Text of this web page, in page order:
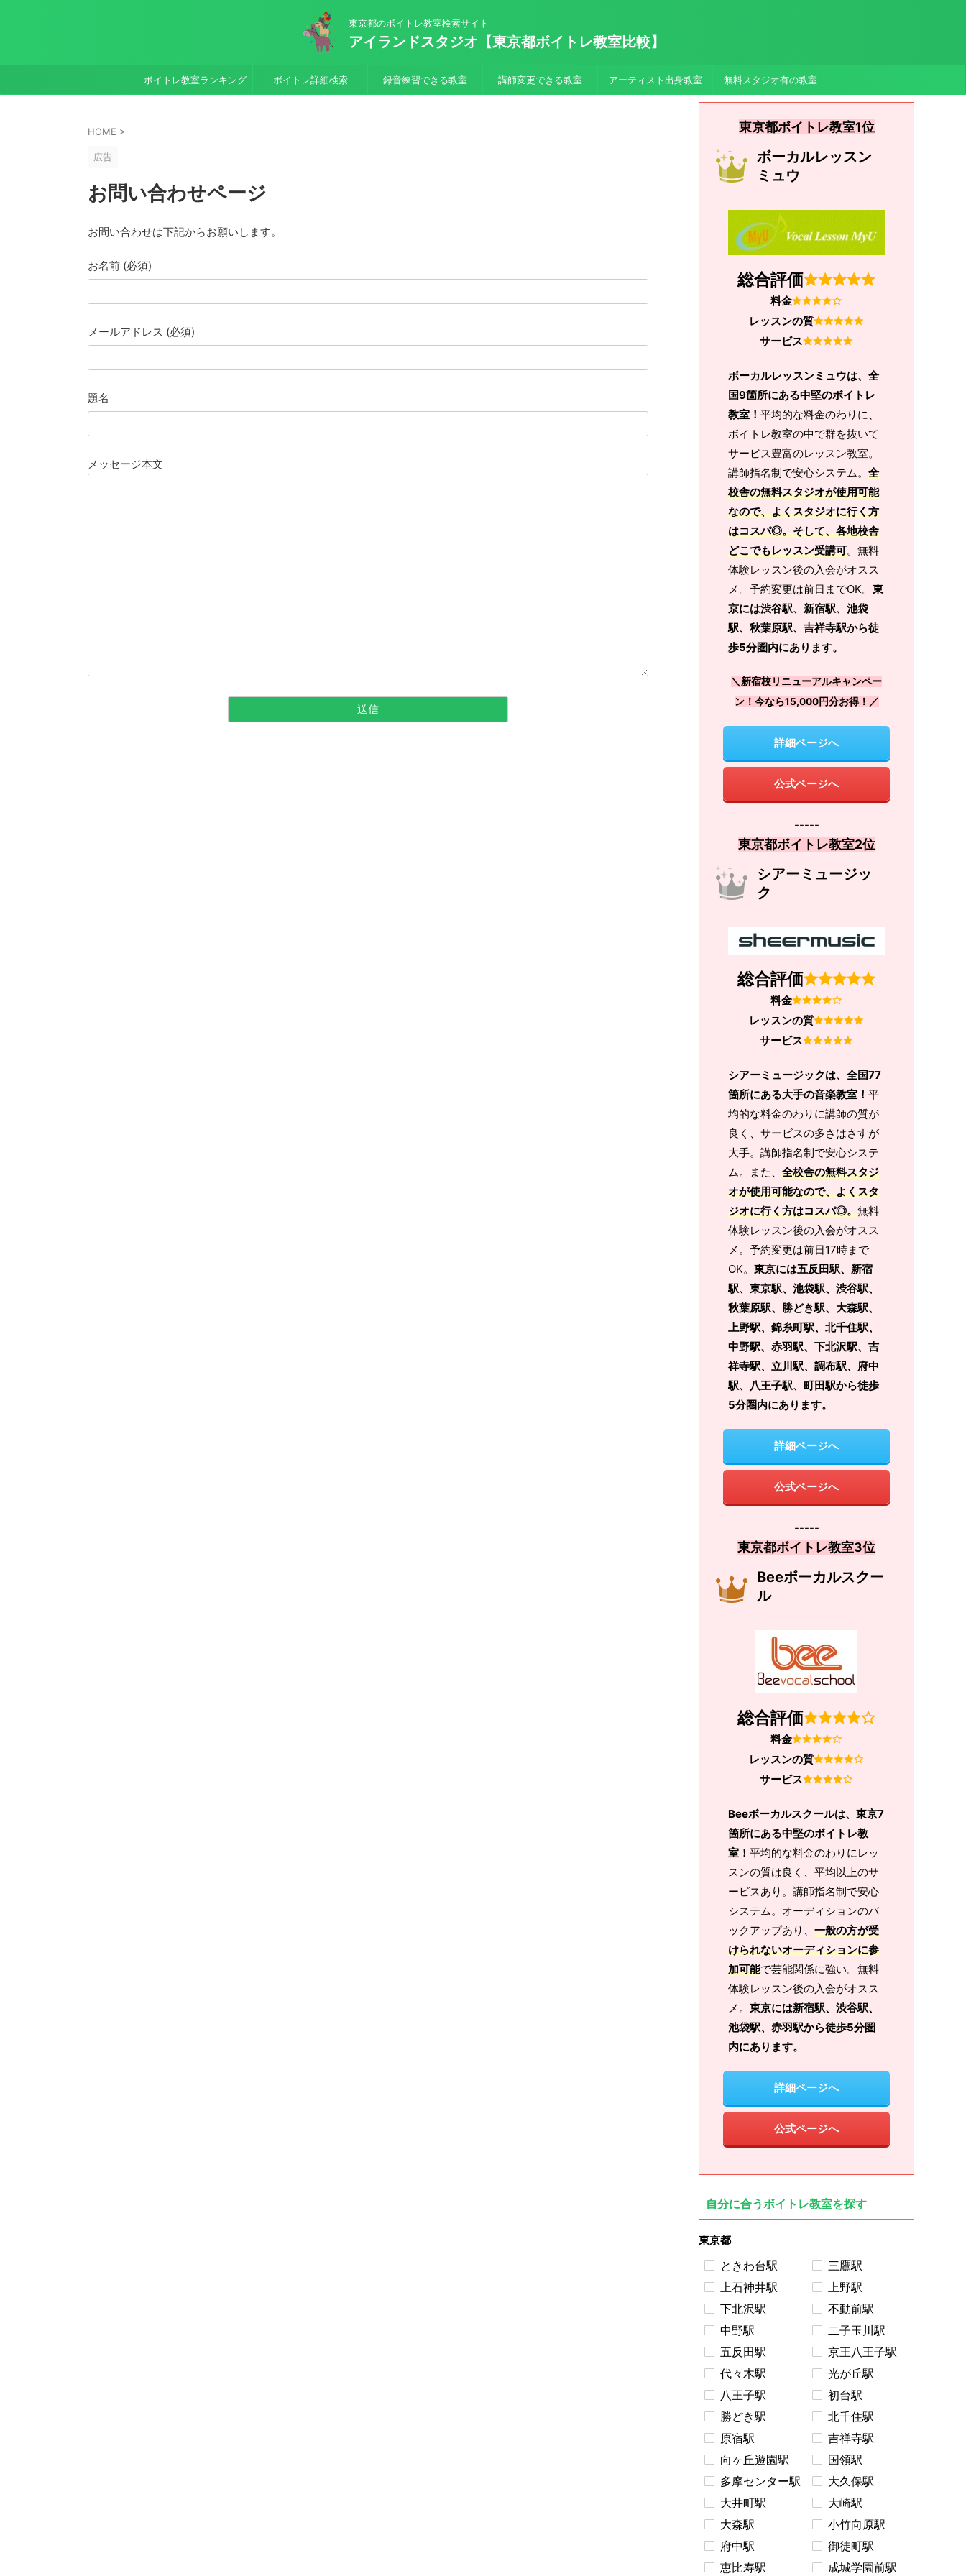
東京都のボイトレ教室検索サイト
アイランドスタジオ【東京都ボイトレ教室比較】
ボイトレ教室ランキング ボイトレ詳細検索 録音練習できる教室 講師変更できる教室 アーティスト出身教室 無料スタジオ有の教室
HOME >
広告
お問い合わせページ
お問い合わせは下記からお願いします。
お名前 (必須)
メールアドレス (必須)
題名
メッセージ本文
東京都ボイトレ教室1位
ボーカルレッスン
ミュウ
総合評価
料金
レッスンの質
サービス
ボーカルレッスンミュウは、全
国9箇所にある中堅のボイトレ
教室！ 平均的な料金のわりに、
ボイトレ教室の中で群を抜いて
サービス豊富のレッスン教室。
講師指名制で安心システム。 全
校舎の無料スタジオが使用可能
なので、よくスタジオに行く方
はコスパ◎。そして、各地校舎
どこでもレッスン受講可。無料
体験レッスン後の入会がオスス
メ。予約変更は前日までOK。 東
京には渋谷駅、新宿駅、池袋
駅、秋葉原駅、吉祥寺駅から徒
歩5分圏内にあります。
＼新宿校リニューアルキャンペー
ン！今なら15,000円分お得！／
詳細ページへ
公式ページへ
-----
東京都ボイトレ教室2位
シアーミュージッ
ク
総合評価
料金
レッスンの質
サービス
シアーミュージックは、全国77
箇所にある大手の音楽教室！ 平
均的な料金のわりに講師の質が
良く、サービスの多さはさすが
大手。講師指名制で安心システ
ム。また、 全校舎の無料スタジ
オが使用可能なので、よくスタ
ジオに行く方はコスパ◎。無料
体験レッスン後の入会がオスス
メ。予約変更は前日17時まで
OK。 東京には五反田駅、新宿
駅、東京駅、池袋駅、渋谷駅、
秋葉原駅、勝どき駅、大森駅、
上野駅、錦糸町駅、北千住駅、
中野駅、赤羽駅、下北沢駅、吉
祥寺駅、立川駅、調布駅、府中
駅、八王子駅、町田駅から徒歩
5分圏内にあります。
詳細ページへ
公式ページへ
-----
東京都ボイトレ教室3位
Beeボーカルスクー
ル
総合評価
料金
レッスンの質
サービス
Beeボーカルスクールは、東京7
箇所にある中堅のボイトレ教
室！ 平均的な料金のわりにレッ
スンの質は良く、平均以上のサ
ービスあり。講師指名制で安心
システム。オーディションのバ
ックアップあり、 一般の方が受
けられないオーディションに参
加可能で芸能関係に強い。無料
体験レッスン後の入会がオスス
メ。 東京には新宿駅、渋谷駅、
池袋駅、赤羽駅から徒歩5分圏
内にあります。
詳細ページへ
公式ページへ
自分に合うボイトレ教室を探す
東京都
ときわ台駅
三鷹駅
上石神井駅
上野駅
下北沢駅
不動前駅
中野駅
二子玉川駅
五反田駅
京王八王子駅
代々木駅
光が丘駅
八王子駅
初台駅
勝どき駅
北千住駅
原宿駅
吉祥寺駅
向ヶ丘遊園駅
国領駅
多摩センター駅
大久保駅
大井町駅
大崎駅
大森駅
小竹向原駅
府中駅
御徒町駅
恵比寿駅
成城学園前駅